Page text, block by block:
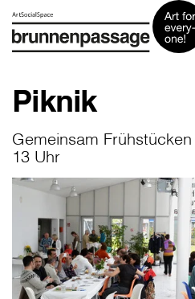
Piknik
Gemeinsam
13 Uhr